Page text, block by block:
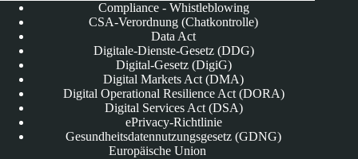
Compliance - Whistleblowing
CSA-Verordnung (Chatkontrolle)
Data Act
Digitale-Dienste-Gesetz (DDG)
Digital-Gesetz (DigiG)
Digital Markets Act (DMA)
Digital Operational Resilience Act (DORA)
Digital Services Act (DSA)
ePrivacy-Richtlinie
Gesundheitsdatennutzungsgesetz (GDNG)
Europäische Union